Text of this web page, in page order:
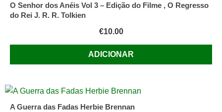
O Senhor dos Anéis Vol 3 – Edição do Filme , O Regresso
do Rei J. R. R. Tolkien
€10.00
ADICIONAR
A Guerra das Fadas Herbie Brennan